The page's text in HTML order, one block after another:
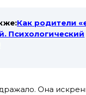
Как родители
Психологический
Она